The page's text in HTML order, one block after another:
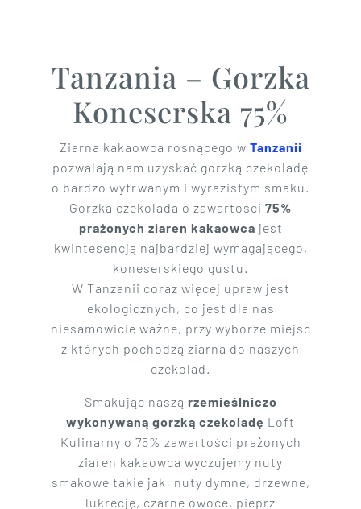
Tanzania – Gorzka
Koneserska 75%
Ziarna kakaowca rosnącego w Tanzanii
pozwalają nam uzyskać gorzką czekoladę
o bardzo wytrwanym i wyrazistym smaku.
Gorzka czekolada o zawartości 75%
prażonych ziaren kakaowca jest
kwintesencją najbardziej wymagającego,
koneserskiego gustu.
W Tanzanii coraz więcej upraw jest
ekologicznych, co jest dla nas
niesamowicie ważne, przy wyborze miejsc
z których pochodzą ziarna do naszych
czekolad.
Smakując naszą rzemieślniczo
wykonywaną gorzką czekoladę Loft
Kulinarny o 75% zawartości prażonych
ziaren kakaowca wyczujemy nuty
smakowe takie jak: nuty dymne, drzewne,
lukrecję, czarne owoce, pieprz